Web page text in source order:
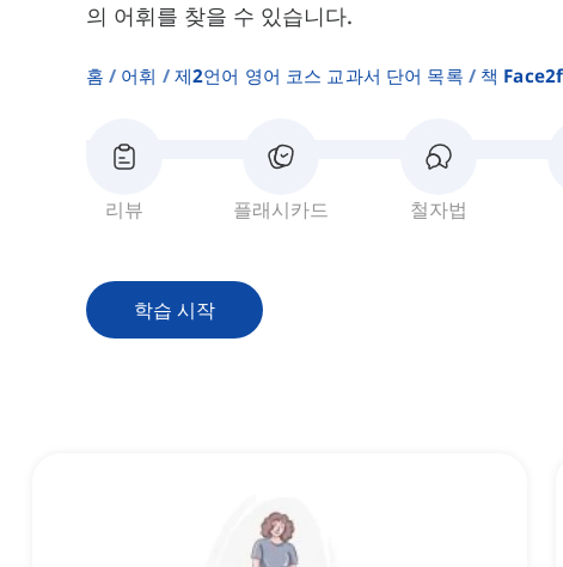
의 어휘를 찾을 수 있습니다.
홈 어휘 제2언어 영어 코스 교과서 단어 목록 책
리뷰 플래시카드 철자법
학습 시작